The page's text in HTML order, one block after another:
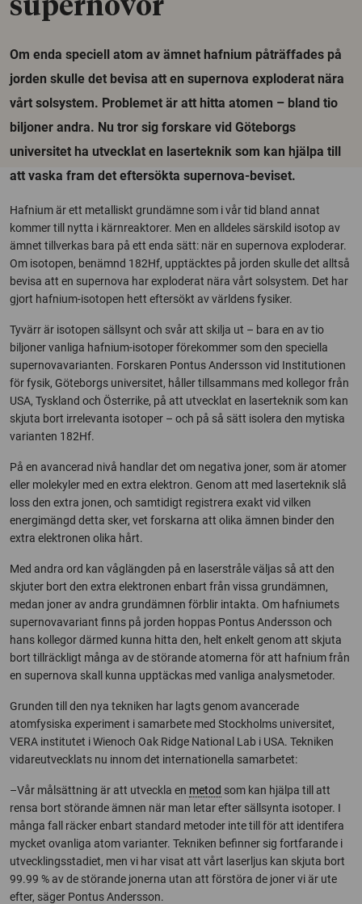
supernovor
Om enda speciell atom av ämnet hafnium påträffades på
jorden skulle det bevisa att en supernova exploderat nära
vårt solsystem. Problemet är att hitta atomen – bland tio
biljoner andra. Nu tror sig forskare vid Göteborgs
universitet ha utvecklat en laserteknik som kan hjälpa till
att vaska fram det eftersökta supernova-beviset.
Hafnium är ett metalliskt grundämne som i vår tid bland annat
kommer till nytta i kärnreaktorer. Men en alldeles särskild isotop av
ämnet tillverkas bara på ett enda sätt: när en supernova exploderar.
Om isotopen, benämnd 182Hf, upptäcktes på jorden skulle det alltså
bevisa att en supernova har exploderat nära vårt solsystem. Det har
gjort hafnium-isotopen hett eftersökt av världens fysiker.
Tyvärr är isotopen sällsynt och svår att skilja ut – bara en av tio
biljoner vanliga hafnium-isotoper förekommer som den speciella
supernovavarianten. Forskaren Pontus Andersson vid Institutionen
för fysik, Göteborgs universitet, håller tillsammans med kollegor från
USA, Tyskland och Österrike, på att utvecklat en laserteknik som kan
skjuta bort irrelevanta isotoper – och på så sätt isolera den mytiska
varianten 182Hf.
På en avancerad nivå handlar det om negativa joner, som är atomer
eller molekyler med en extra elektron. Genom att med laserteknik slå
loss den extra jonen, och samtidigt registrera exakt vid vilken
energimängd detta sker, vet forskarna att olika ämnen binder den
extra elektronen olika hårt.
Med andra ord kan våglängden på en laserstråle väljas så att den
skjuter bort den extra elektronen enbart från vissa grundämnen,
medan joner av andra grundämnen förblir intakta. Om hafniumets
supernovavariant finns på jorden hoppas Pontus Andersson och
hans kollegor därmed kunna hitta den, helt enkelt genom att skjuta
bort tillräckligt många av de störande atomerna för att hafnium från
en supernova skall kunna upptäckas med vanliga analysmetoder.
Grunden till den nya tekniken har lagts genom avancerade
atomfysiska experiment i samarbete med Stockholms universitet,
VERA institutet i Wienoch Oak Ridge National Lab i USA. Tekniken
vidareutvecklats nu innom det internationella samarbetet:
–Vår målsättning är att utveckla en metod som kan hjälpa till att
rensa bort störande ämnen när man letar efter sällsynta isotoper. I
många fall räcker enbart standard metoder inte till för att identifera
mycket ovanliga atom varianter. Tekniken befinner sig fortfarande i
utvecklingsstadiet, men vi har visat att vårt laserljus kan skjuta bort
99.99 % av de störande jonerna utan att förstöra de joner vi är ute
efter, säger Pontus Andersson.